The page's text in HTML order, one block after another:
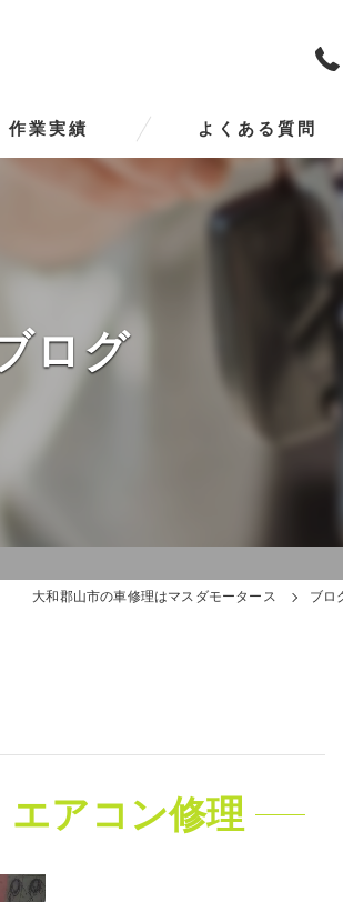
作業実績 よくある質問
ログ
大和郡山市の車修理はマスダモータース ブロ
アコン修理